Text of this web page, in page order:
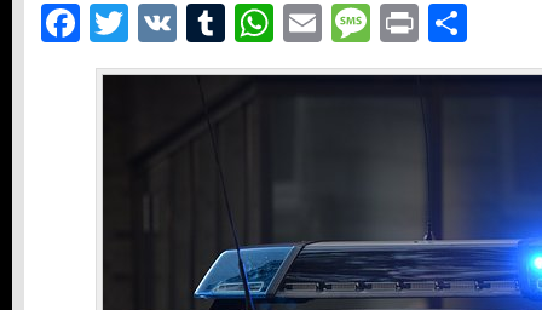
Facebook
Twitter
VK Tumblr
WhatsApp
EmailMessage
Print